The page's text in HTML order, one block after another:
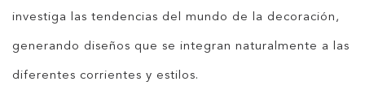
investiga las tendencias del mundo de la decoración,
generando diseños que se integran naturalmente a las
diferentes corrientes y estilos.